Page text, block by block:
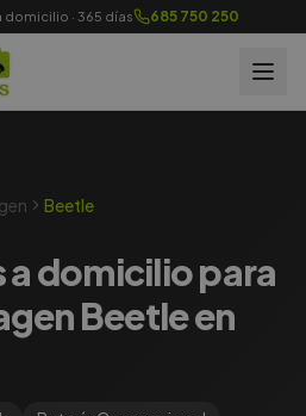
· 365 días 685 750 250
Beetle
a domicilio para
Beetle en